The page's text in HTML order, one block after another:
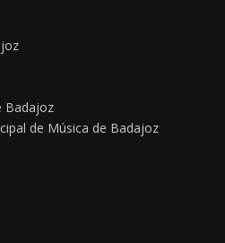
Badajoz
de Música de Badajoz